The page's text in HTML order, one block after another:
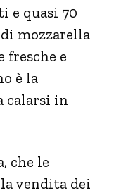
e quasi 70
mozzarella
fresche e
è la
calarsi in
che le
vendita dei